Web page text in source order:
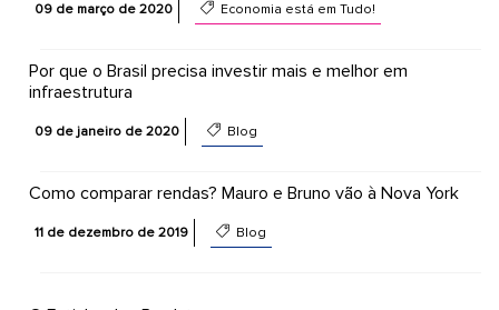
09 de março de 2020 Economia está em Tudo!
Por que o Brasil precisa investir mais e melhor em
infraestrutura
09 de janeiro de 2020 Blog
Como comparar rendas? Mauro e Bruno vão à Nova York
11 de dezembro de 2019 Blog